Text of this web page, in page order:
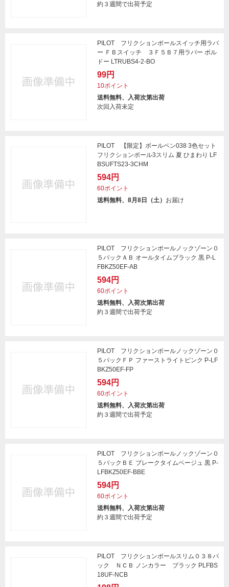
約３週間で出荷予定
PILOT フリクションボールスイッチ用ラバ
ー ＦＢスイッチ ３Ｆ５Ｂ７用ラバー ボル
ドー LTRUBS4-2-BO
99円
10ポイント
送料無料、入荷次第出荷
次回入荷未定
PILOT 【限定】ボールペン038 3色セット
フリクションボール3スリム 夏 ひまわり LF
BSUFTS23-3CHM
594円
60ポイント
送料無料、8月8日（土） お届け
PILOT フリクションボールノックゾーン０
５パックＡＢ オールタイムブラック 黒 P-L
FBKZ50EF-AB
594円
60ポイント
送料無料、入荷次第出荷
約３週間で出荷予定
PILOT フリクションボールノックゾーン０
５パックＦＰ ファーストライトピンク P-LF
BKZ50EF-FP
594円
60ポイント
送料無料、入荷次第出荷
約３週間で出荷予定
PILOT フリクションボールノックゾーン０
５パックＢＥ ブレークタイムベージュ 黒 P-
LFBKZ50EF-BBE
594円
60ポイント
送料無料、入荷次第出荷
約３週間で出荷予定
PILOT フリクションボールスリム０３８パ
ック ＮＣＢ ノンカラー ブラック PLFBS
18UF-NCB